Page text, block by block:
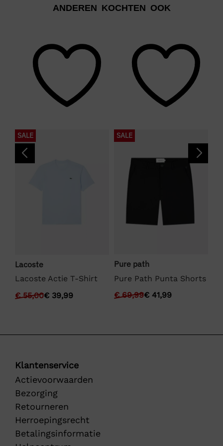
ANDEREN KOCHTEN OOK
SALE
Lacoste
Lacoste Actie T-Shirt
€55,00€ 39,99
SALE
Pure path
Pure Path Punta Shorts
€69,99€ 41,99
Klantenservice
Actievoorwaarden
Bezorging
Retourneren
Herroepingsrecht
Betalingsinformatie